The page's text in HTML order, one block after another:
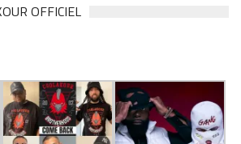
OFFICIEL